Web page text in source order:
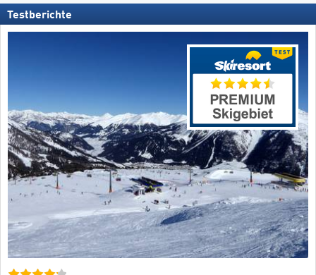
Testberichte